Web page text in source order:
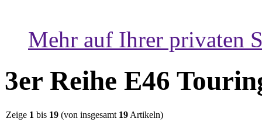
Mehr auf Ihrer privaten
3er Reihe E46
Zeige 1 bis 19 (von insgesamt 19Artikeln)